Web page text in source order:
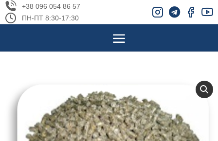
+38 096 054 86 57
ПН-ПТ 8:30-17:30